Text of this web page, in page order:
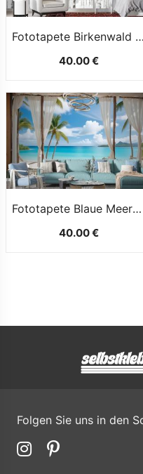
Fototapete Birkenwald Im Winter
40.00 €
Fototapete Blaue Meereslandschaft Mit Alten Bögen Und Palmen Im 3DLook
40.00 €
Folgen Sie uns in den